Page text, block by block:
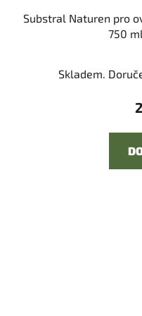
Substral Naturen pro
750 ml
Skladem.